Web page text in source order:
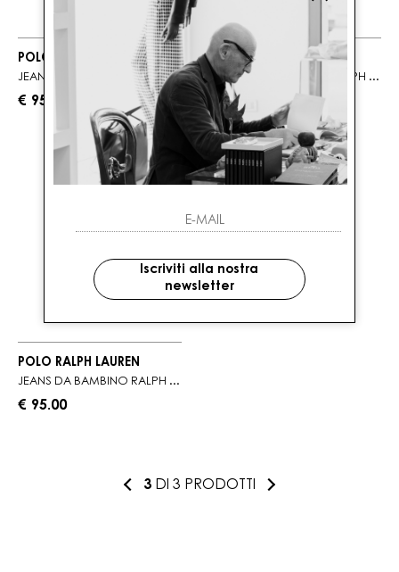
POLO RALPH LAUREN
JEANS DA BAMBINO RALPH LAUREN CINQUE TASCHE
€ 95.00
POLO RALPH LAUREN
JEANS DA BAMBINO RALPH LAUREN CON TAGLIO MODERNO
€ 105.00
POLO RALPH LAUREN
JEANS DA BAMBINO RALPH LAUREN SKINNY STRETCH
€ 95.00
3 DI 3 PRODOTTI
Iscriviti alla nostra
newsletter